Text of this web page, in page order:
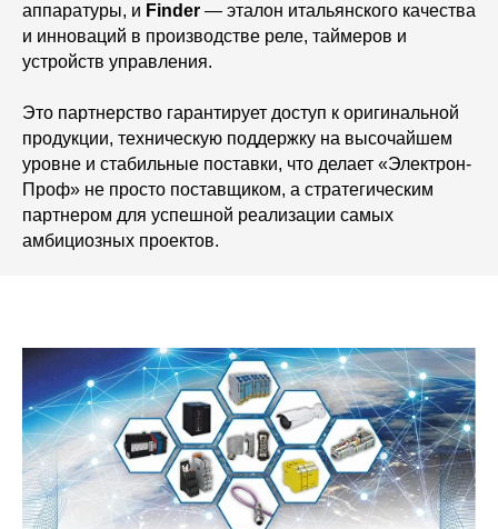
аппаратуры, и Finder — эталон итальянского качества
и инноваций в производстве реле, таймеров и
устройств управления.
Это партнерство гарантирует доступ к оригинальной
продукции, техническую поддержку на высочайшем
уровне и стабильные поставки, что делает «Электрон-
Проф» не просто поставщиком, а стратегическим
партнером для успешной реализации самых
амбициозных проектов.